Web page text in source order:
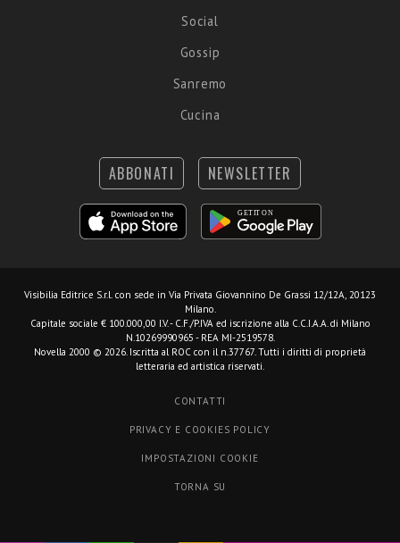
Social
Gossip
Sanremo
Cucina
ABBONATI NEWSLETTER
Visibilia Editrice S.r.l. con sede in Via Privata Giovannino De Grassi 12/12A, 20123
Milano.
Capitale sociale € 100.000,00 I.V. - C.F./P.IVA ed iscrizione alla C.C.I.A.A. di Milano
N.10269990965 - REA MI-2519578.
Novella 2000 © 2026. Iscritta al ROC con il n.37767. Tutti i diritti di proprietà
letteraria ed artistica riservati.
CONTATTI
PRIVACY E COOKIES POLICY
IMPOSTAZIONI COOKIE
TORNA SU